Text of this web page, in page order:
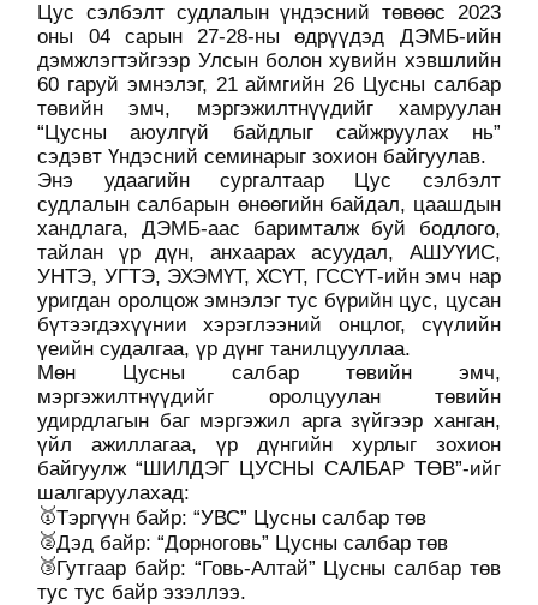
Цус сэлбэлт судлалын үндэсний төвөөс 2023
оны 04 сарын 27-28-ны өдрүүдэд ДЭМБ-ийн
дэмжлэгтэйгээр Улсын болон хувийн хэвшлийн
60 гаруй эмнэлэг, 21 аймгийн 26 Цусны салбар
төвийн эмч, мэргэжилтнүүдийг хамруулан
“Цусны аюулгүй байдлыг сайжруулах нь”
сэдэвт Үндэсний семинарыг зохион байгуулав.
Энэ удаагийн сургалтаар Цус сэлбэлт
судлалын салбарын өнөөгийн байдал, цаашдын
хандлага, ДЭМБ-аас баримталж буй бодлого,
тайлан үр дүн, анхаарах асуудал, АШУҮИС,
УНТЭ, УГТЭ, ЭХЭМҮТ, ХСҮТ, ГССҮТ-ийн эмч нар
уригдан оролцож эмнэлэг тус бүрийн цус, цусан
бүтээгдэхүүнии хэрэглээний онцлог, сүүлийн
үеийн судалгаа, үр дүнг танилцууллаа.
Мөн Цусны салбар төвийн эмч,
мэргэжилтнүүдийг оролцуулан төвийн
удирдлагын баг мэргэжил арга зүйгээр ханган,
үйл ажиллагаа, үр дүнгийн хурлыг зохион
байгуулж “ШИЛДЭГ ЦУСНЫ САЛБАР ТӨВ”-ийг
шалгаруулахад:
Тэргүүн байр: “УВС” Цусны салбар төв
Дэд байр: “Дорноговь” Цусны салбар төв
Гутгаар байр: “Говь-Алтай” Цусны салбар төв
тус тус байр эзэллээ.